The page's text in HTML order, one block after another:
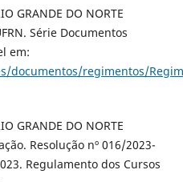
GRANDE DO NORTE
Série Documentos
em:
documentos/regimentos/
GRANDE DO NORTE
Resolução nº 016/2023-
Regulamento dos Cursos